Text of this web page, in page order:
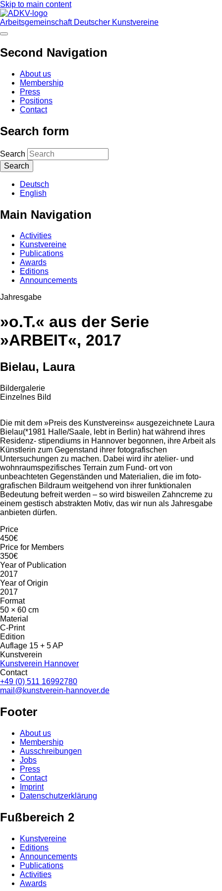
Skip to main content
Arbeitsgemeinschaft Deutscher Kunstvereine
Second Navigation
About us
Membership
Press
Positions
Contact
Search form
Search
Deutsch
English
Main Navigation
Activities
Kunstvereine
Publications
Awards
Editions
Announcements
Jahresgabe
»o.T.« aus der Serie
»ARBEIT«, 2017
Bielau, Laura
Bildergalerie
Einzelnes Bild
Die mit dem »Preis des Kunstvereins« ausgezeichnete Laura
Bielau(*1981 Halle/Saale, lebt in Berlin) hat während ihres
Residenz- stipendiums in Hannover begonnen, ihre Arbeit als
Künstlerin zum Gegenstand ihrer fotografischen
Untersuchungen zu machen. Dabei wird ihr atelier- und
wohnraumspezifisches Terrain zum Fund- ort von
unbeachteten Gegenständen und Materialien, die im foto-
grafischen Bildraum weitgehend von ihrer funktionalen
Bedeutung befreit werden – so wird bisweilen Zahncreme zu
einem gestisch abstrakten Motiv, das wir nun als Jahresgabe
anbieten dürfen.
Price
450€
Price for Members
350€
Year of Publication
2017
Year of Origin
2017
Format
50 × 60 cm
Material
C-Print
Edition
Auflage 15 + 5 AP
Kunstverein
Kunstverein Hannover
Contact
+49 (0) 511 16992780
mail@kunstverein-hannover.de
Footer
About us
Membership
Ausschreibungen
Jobs
Press
Contact
Imprint
Datenschutzerklärung
Fußbereich 2
Kunstvereine
Editions
Announcements
Publications
Activities
Awards